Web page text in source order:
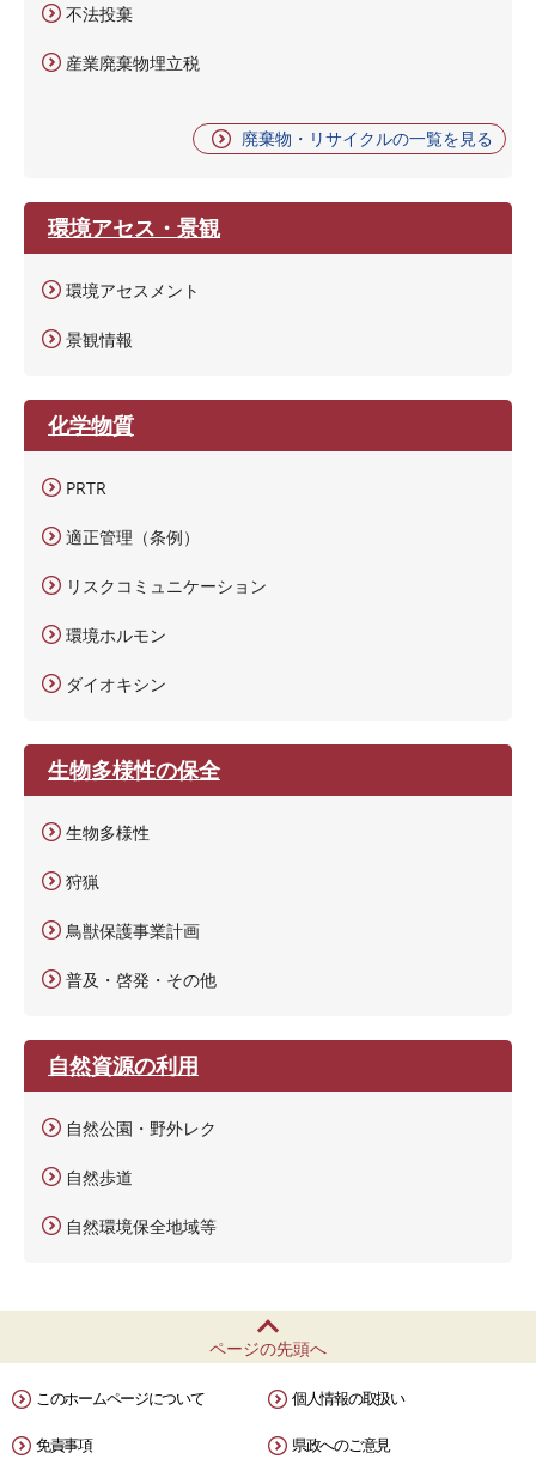
不法投棄
産業廃棄物埋立税
廃棄物・リサイクルの一覧を見る
環境アセス・景観
環境アセスメント
景観情報
化学物質
PRTR
適正管理（条例）
リスクコミュニケーション
環境ホルモン
ダイオキシン
生物多様性の保全
生物多様性
狩猟
鳥獣保護事業計画
普及・啓発・その他
自然資源の利用
自然公園・野外レク
自然歩道
自然環境保全地域等
ページの先頭へ
このホームページについて 個人情報の取扱い
免責事項 県政へのご意見